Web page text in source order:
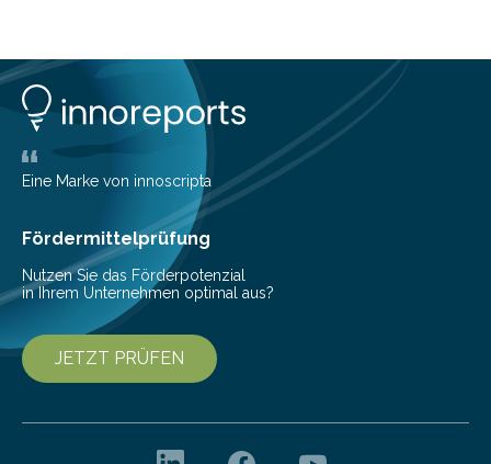
Untern
Eine Marke von innoscripta
Fördermittelprüfung
Nutzen Sie das Förderpotenzial
in Ihrem Unternehmen optimal aus?
JETZT PRÜFEN